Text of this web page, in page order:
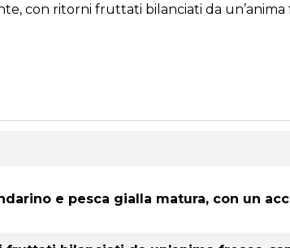
con ritorni fruttati bilanciati da un’anima
e pesca gialla matura, con un